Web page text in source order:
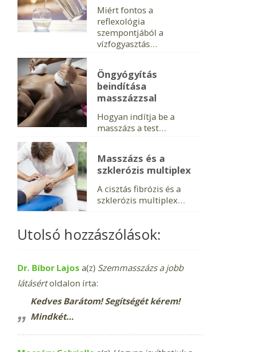
Miért fontos a
reflexológia
szempontjából a
vízfogyasztás…
Öngyógyítás
beindítása
masszázzsal
Hogyan indítja be a
masszázs a test…
Masszázs és a
szklerózis multiplex
A cisztás fibrózis és a
szklerózis multiplex…
Utolsó hozzászólások:
Dr. Bíbor Lajos a(z) Szemmasszázs a jobb
látásértoldalon írta:
Kedves Barátom! Segítségét kérem!
Mindkét…